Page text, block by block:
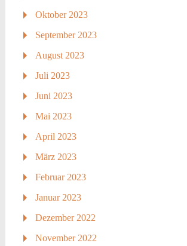
Oktober 2023
September 2023
August 2023
Juli 2023
Juni 2023
Mai 2023
April 2023
März 2023
Februar 2023
Januar 2023
Dezember 2022
November 2022